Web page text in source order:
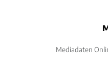
Mediadaten